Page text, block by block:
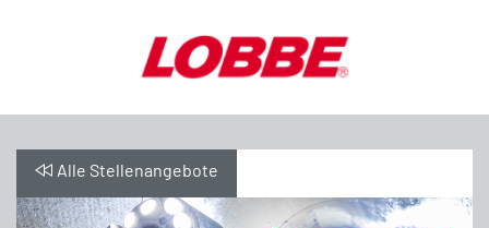
Alle Stellenangebote